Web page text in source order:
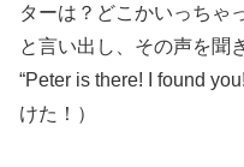
ターは？どこかいっちゃ
と言い出し、その声を聞
“Peter is there! I found
けた！）